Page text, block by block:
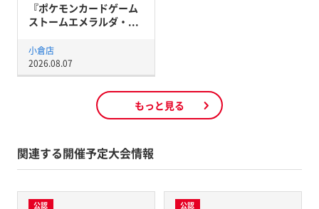
『ポケモンカードゲーム
ストームエメラルダ・...
小倉店
2026.08.07
もっと見る
関連する開催予定大会情報
公認 公認